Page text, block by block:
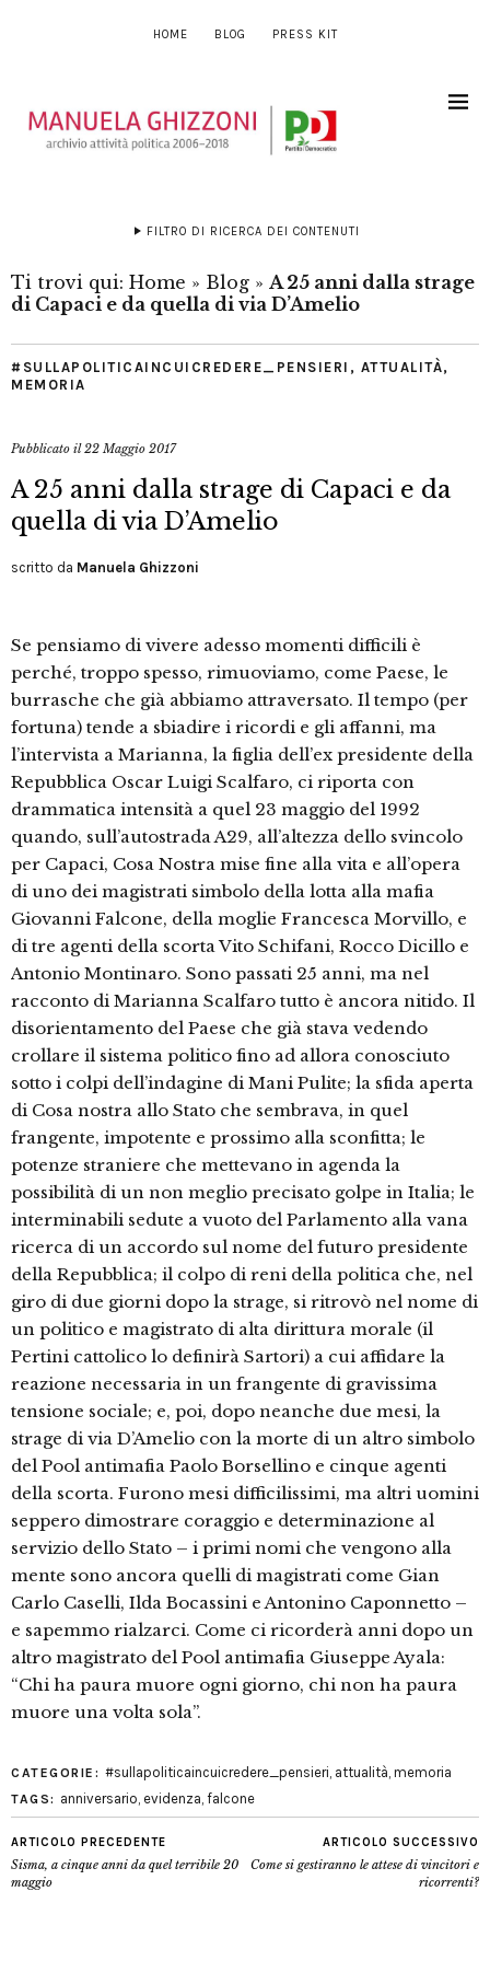
HOME BLOG PRESS KIT
FILTRO DI RICERCA DEI CONTENUTI
Ti trovi qui: Home » Blog » A 25 anni dalla strage
di Capaci e da quella di via D’Amelio
#SULLAPOLITICAINCUICREDERE_PENSIERI , ATTUALITÀ,
MEMORIA
Pubblicato il22 Maggio 2017
A 25 anni dalla strage di Capaci e da
quella di via D’Amelio
scritto da Manuela Ghizzoni
Se pensiamo di vivere adesso momenti difficili è
perché, troppo spesso, rimuoviamo, come Paese, le
burrasche che già abbiamo attraversato. Il tempo (per
fortuna) tende a sbiadire i ricordi e gli affanni, ma
l’intervista a Marianna, la figlia dell’ex presidente della
Repubblica Oscar Luigi Scalfaro, ci riporta con
drammatica intensità a quel 23 maggio del 1992
quando, sull’autostrada A29, all’altezza dello svincolo
per Capaci, Cosa Nostra mise fine alla vita e all’opera
di uno dei magistrati simbolo della lotta alla mafia
Giovanni Falcone, della moglie Francesca Morvillo, e
di tre agenti della scorta Vito Schifani, Rocco Dicillo e
Antonio Montinaro. Sono passati 25 anni, ma nel
racconto di Marianna Scalfaro tutto è ancora nitido. Il
disorientamento del Paese che già stava vedendo
crollare il sistema politico fino ad allora conosciuto
sotto i colpi dell’indagine di Mani Pulite; la sfida aperta
di Cosa nostra allo Stato che sembrava, in quel
frangente, impotente e prossimo alla sconfitta; le
potenze straniere che mettevano in agenda la
possibilità di un non meglio precisato golpe in Italia; le
interminabili sedute a vuoto del Parlamento alla vana
ricerca di un accordo sul nome del futuro presidente
della Repubblica; il colpo di reni della politica che, nel
giro di due giorni dopo la strage, si ritrovò nel nome di
un politico e magistrato di alta dirittura morale (il
Pertini cattolico lo definirà Sartori) a cui affidare la
reazione necessaria in un frangente di gravissima
tensione sociale; e, poi, dopo neanche due mesi, la
strage di via D’Amelio con la morte di un altro simbolo
del Pool antimafia Paolo Borsellino e cinque agenti
della scorta. Furono mesi difficilissimi, ma altri uomini
seppero dimostrare coraggio e determinazione al
servizio dello Stato – i primi nomi che vengono alla
mente sono ancora quelli di magistrati come Gian
Carlo Caselli, Ilda Bocassini e Antonino Caponnetto –
e sapemmo rialzarci. Come ci ricorderà anni dopo un
altro magistrato del Pool antimafia Giuseppe Ayala:
“Chi ha paura muore ogni giorno, chi non ha paura
muore una volta sola”.
CATEGORIE: #sullapoliticaincuicredere_pensieri, attualità, memoria
TAGS: anniversario, evidenza, falcone
ARTICOLO PRECEDENTE
Sisma, a cinque anni da quel terribile 20
maggio
ARTICOLO SUCCESSIVO
Come si gestiranno le attese di vincitori e
ricorrenti?